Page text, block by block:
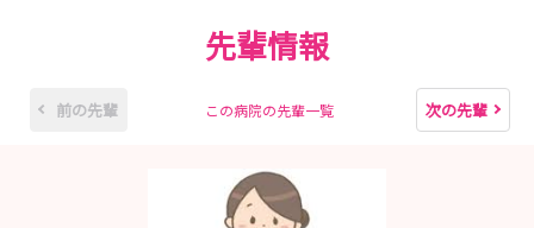
先輩情報
前の先輩 この病院の先輩一覧 次の先輩